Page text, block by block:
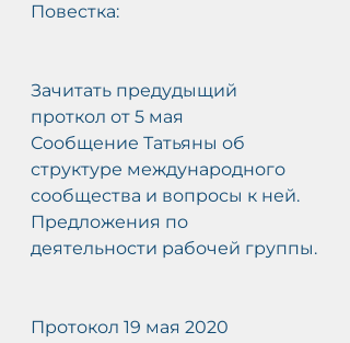
С
Повестка:
Зачитать предудыщий
проткол от 5 мая
Сообщение Татьяны об
структуре международного
сообщества и вопросы к ней.
Предложения по
деятельности рабочей группы.
Протокол 19 мая 2020